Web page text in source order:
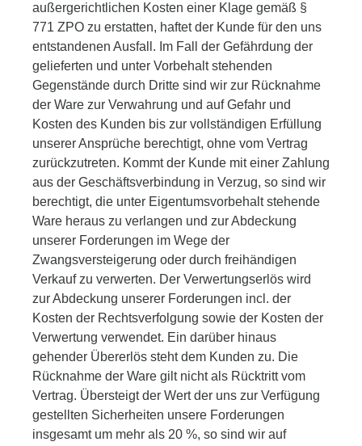
außergerichtlichen Kosten einer Klage gemäß §
771 ZPO zu erstatten, haftet der Kunde für den uns
entstandenen Ausfall. Im Fall der Gefährdung der
gelieferten und unter Vorbehalt stehenden
Gegenstände durch Dritte sind wir zur Rücknahme
der Ware zur Verwahrung und auf Gefahr und
Kosten des Kunden bis zur vollständigen Erfüllung
unserer Ansprüche berechtigt, ohne vom Vertrag
zurückzutreten. Kommt der Kunde mit einer Zahlung
aus der Geschäftsverbindung in Verzug, so sind wir
berechtigt, die unter Eigentumsvorbehalt stehende
Ware heraus zu verlangen und zur Abdeckung
unserer Forderungen im Wege der
Zwangsversteigerung oder durch freihändigen
Verkauf zu verwerten. Der Verwertungserlös wird
zur Abdeckung unserer Forderungen incl. der
Kosten der Rechtsverfolgung sowie der Kosten der
Verwertung verwendet. Ein darüber hinaus
gehender Übererlös steht dem Kunden zu. Die
Rücknahme der Ware gilt nicht als Rücktritt vom
Vertrag. Übersteigt der Wert der uns zur Verfügung
gestellten Sicherheiten unsere Forderungen
insgesamt um mehr als 20 %, so sind wir auf